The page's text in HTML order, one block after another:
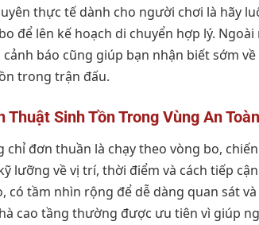
thực tế dành cho người chơi là hãy
để lên kế hoạch di chuyển hợp lý.
báo cũng giúp bạn nhận biết sớm
trong trận đấu.
Thuật Sinh Tồn Trong Vùng An Toàn
chỉ đơn thuần là chạy theo vòng bo,
lưỡng về vị trí, thời điểm và cách tiếp
có tầm nhìn rộng để dễ dàng quan sát
cao tầng thường được ưu tiên vì giúp